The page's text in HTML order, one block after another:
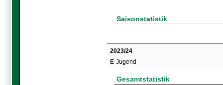
Saisonstatistik
2023/24
E-Jugend
Gesamtstatistik